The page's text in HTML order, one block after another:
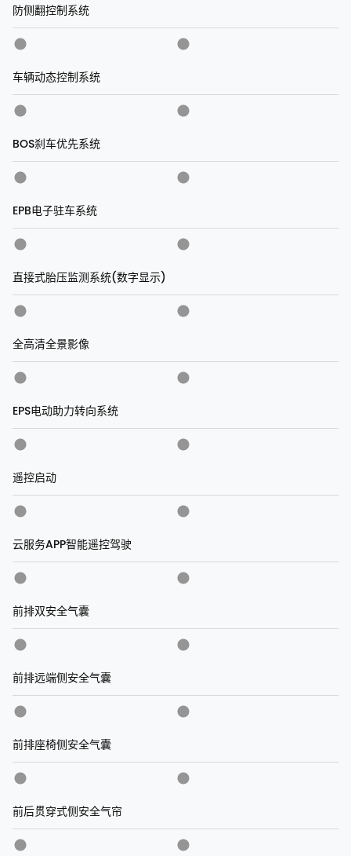
防侧翻控制系统
车辆动态控制系统
BOS刹车优先系统
EPB电子驻车系统
直接式胎压监测系统(数字显示)
全高清全景影像
EPS电动助力转向系统
遥控启动
云服务APP智能遥控驾驶
前排双安全气囊
前排远端侧安全气囊
前排座椅侧安全气囊
前后贯穿式侧安全气帘